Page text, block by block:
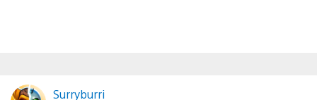
Surryburri